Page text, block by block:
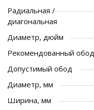
Радиальная /
диагональная
Диаметр, дюйм
Рекомендованный обод
Допустимый обод
Диаметр, мм
Ширина, мм